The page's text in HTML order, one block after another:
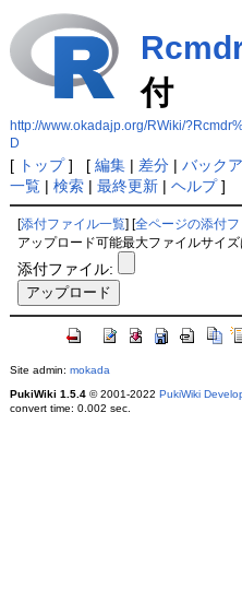
付
http://www.okadajp.org/RWiki/
D
[ トップ] [ 編集| 差分| バック
一覧| 検索| 最終更新| ヘルプ]
[添付ファイル一覧 ] [全ページの添付フ
アップロード可能最大ファイルサイズ
添付ファイル:
Site admin: mokada
PukiWiki 1.5.4© 2001-2022 PukiWiki
convert time: 0.002 sec.